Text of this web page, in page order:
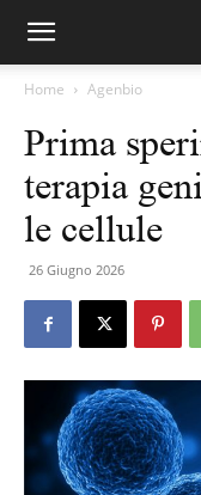
Home Agenbio
Prima
terapia
le cellule
26 Giugno 2026